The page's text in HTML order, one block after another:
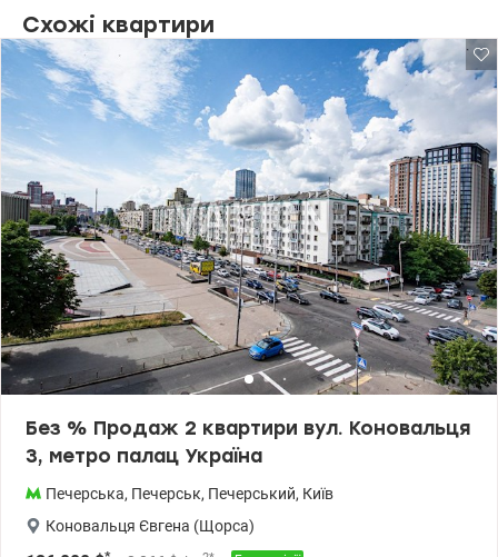
Схожі квартири
Без % Продаж 2 квартири вул. Коновальця
3, метро палац Україна
Печерська, Печерськ, Печерський, Київ
Коновальця Євгена (Щорса)